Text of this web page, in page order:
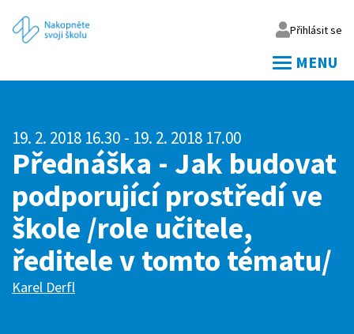
Přihlásit se
Vaše heslo
Přihlásit
Zapomněl jsem heslo
MENU
19. 2. 2018 16.30 - 19. 2. 2018 17.00
Přednáška - Jak budovat
podporující prostředí ve
škole /role učitele,
ředitele v tomto tématu/
Karel Derfl